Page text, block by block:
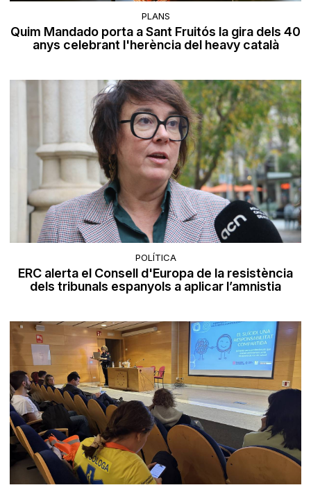
PLANS
Quim Mandado porta a Sant Fruitós la gira dels 40
anys celebrant l'herència del heavy català
POLÍTICA
ERC alerta el Consell d'Europa de la resistència
dels tribunals espanyols a aplicar l’amnistia